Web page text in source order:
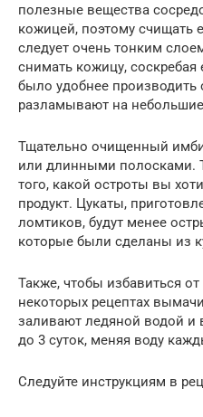
полезные вещества
кожицей, поэтому счищать
следует очень тонким
снимать кожицу,
было удобнее производить
разламывают на
Тщательно очищенный
или длинными полосками.
того, какой остроты вы
продукт. Цукаты,
ломтиков, будут менее
которые были сделаны из
Также, чтобы избавиться
некоторых рецептах
заливают ледяной водой
до 3 суток, меняя воду
Следуйте инструкциям в